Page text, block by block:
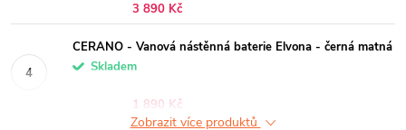
3 890 Kč
CERANO - Vanová nástěnná baterie Elvona - černá matná
Skladem
1 890 Kč
Zobrazit více produktů